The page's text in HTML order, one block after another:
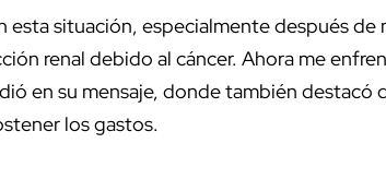
esta situación, especialmente después de
renal debido al cáncer. Ahora me
en su mensaje, donde también destacó
los gastos.